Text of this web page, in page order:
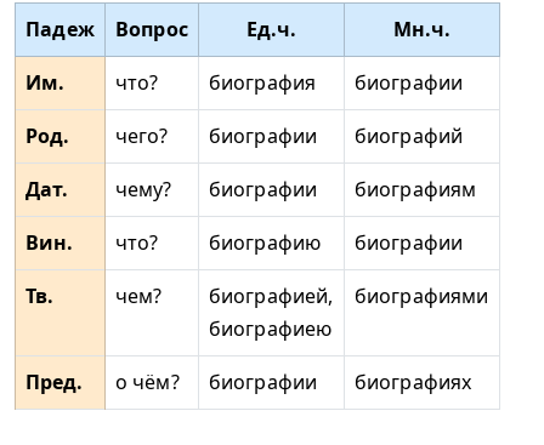
Падеж Вопрос Ед.ч.
Мн.ч.
Им.
что? биография
биографии
Род.
чего? биографии
биографий
Дат.
чему? биографии
биографиям
Вин.
что? биографию
биографии
Тв.
чем?
биографией,
биографиею
биографиями
Пред. о чём? биографии биографиях